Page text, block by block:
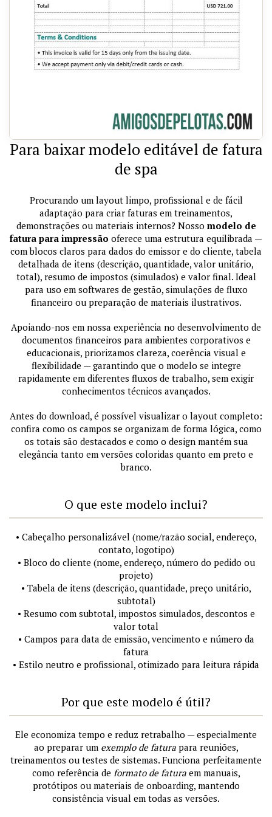
Para baixar modelo editável de fatura
de spa
Procurando um layout limpo, profissional e de fácil
adaptação para criar faturas em treinamentos,
demonstrações ou materiais internos? Nosso modelo de
fatura para impressão oferece uma estrutura equilibrada —
com blocos claros para dados do emissor e do cliente, tabela
detalhada de itens (descrição, quantidade, valor unitário,
total), resumo de impostos (simulados) e valor final. Ideal
para uso em softwares de gestão, simulações de fluxo
financeiro ou preparação de materiais ilustrativos.
Apoiando-nos em nossa experiência no desenvolvimento de
documentos financeiros para ambientes corporativos e
educacionais, priorizamos clareza, coerência visual e
flexibilidade — garantindo que o modelo se integre
rapidamente em diferentes fluxos de trabalho, sem exigir
conhecimentos técnicos avançados.
Antes do download, é possível visualizar o layout completo:
confira como os campos se organizam de forma lógica, como
os totais são destacados e como o design mantém sua
elegância tanto em versões coloridas quanto em preto e
branco.
O que este modelo inclui?
• Cabeçalho personalizável (nome/razão social, endereço,
contato, logotipo)
• Bloco do cliente (nome, endereço, número do pedido ou
projeto)
• Tabela de itens (descrição, quantidade, preço unitário,
subtotal)
• Resumo com subtotal, impostos simulados, descontos e
valor total
• Campos para data de emissão, vencimento e número da
fatura
• Estilo neutro e profissional, otimizado para leitura rápida
Por que este modelo é útil?
Ele economiza tempo e reduz retrabalho — especialmente
ao preparar um exemplo de faturapara reuniões,
treinamentos ou testes de sistemas. Funciona perfeitamente
como referência de formato de faturaem manuais,
protótipos ou materiais de onboarding, mantendo
consistência visual em todas as versões.